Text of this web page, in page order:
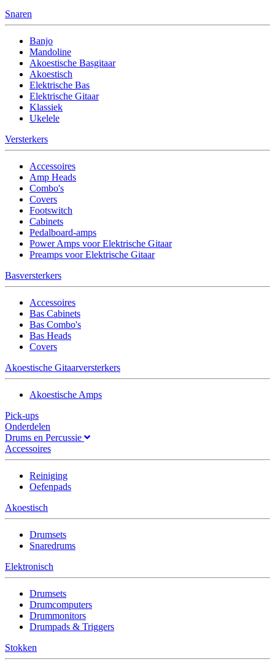
Snaren
Banjo
Mandoline
Akoestische Basgitaar
Akoestisch
Elektrische Bas
Elektrische Gitaar
Klassiek
Ukelele
Versterkers
Accessoires
Amp Heads
Combo's
Covers
Footswitch
Cabinets
Pedalboard-amps
Power Amps voor Elektrische Gitaar
Preamps voor Elektrische Gitaar
Basversterkers
Accessoires
Bas Cabinets
Bas Combo's
Bas Heads
Covers
Akoestische Gitaarversterkers
Akoestische Amps
Pick-ups
Onderdelen
Drums en Percussie
Accessoires
Reiniging
Oefenpads
Akoestisch
Drumsets
Snaredrums
Elektronisch
Drumsets
Drumcomputers
Drummonitors
Drumpads & Triggers
Stokken